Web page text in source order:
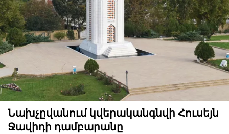
Նախչըվանում կվերականգնվի Հուսեյն
Ջավիդի դամբարանը